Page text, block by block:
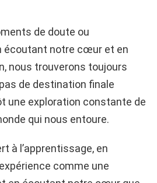
de doute ou
écoutant notre cœur et en
nous trouverons toujours
de destination finale
une exploration constante de
qui nous entoure.
à l’apprentissage, en
comme une